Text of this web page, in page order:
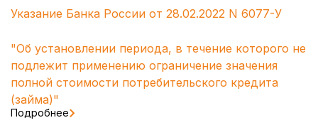
Указание Банка России от 28.02.2022 N 6077-У
"Об установлении периода, в течение которого не
подлежит применению ограничение значения
полной стоимости потребительского кредита
(займа)"
Подробнее